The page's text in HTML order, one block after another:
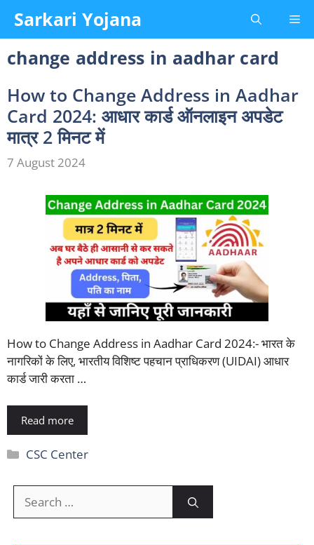
content
Sarkari Yojana
change address in aadhar card
How to Change Address in Aadhar
Card 2024: आधार कार्ड ऑनलाइन अपडेट
मात्र 2 मिनट में
7 August 2024
How to Change Address in Aadhar Card 2024:- भारत के
नागरिकों के लिए, भारतीय विशिष्ट पहचान प्राधिकरण (UIDAI) आधार
कार्ड जारी करता …
Read more
Categories
CSC Center
for: